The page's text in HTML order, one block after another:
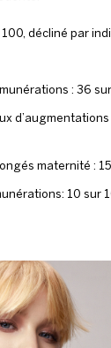
décliné par
: 36
d’augmentations
maternité :
10 sur